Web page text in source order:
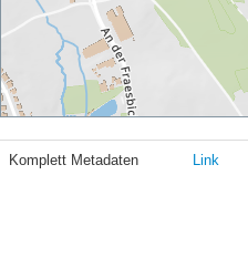
Komplett Metadaten Link